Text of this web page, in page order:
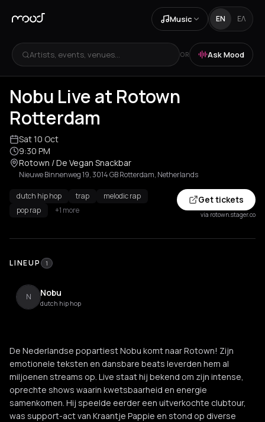
Music EN ΕΛ
Artists, events, venues... OR Ask Mood
Nobu Live at Rotown
Rotterdam
Sat 10 Oct
9:30 PM
Rotown / De Vegan Snackbar
Nieuwe Binnenweg 19, 3014 GB Rotterdam, Netherlands
dutch hip hop trap
melodic rap
pop rap
+1 more
Get tickets
via rotown.stager.co
LINEUP 1
N Nobu
dutch hip hop
De Nederlandse popartiest Nobu komt naar Rotown! Zijn
emotionele teksten en dansbare beats leverden hem al
miljoenen streams op. Live staat hij bekend om zijn intense,
oprechte shows waarin kwetsbaarheid en energie
samenkomen. Hij speelde eerder een uitverkochte clubtour,
was support-act van Kraantje Pappie en stond op diverse